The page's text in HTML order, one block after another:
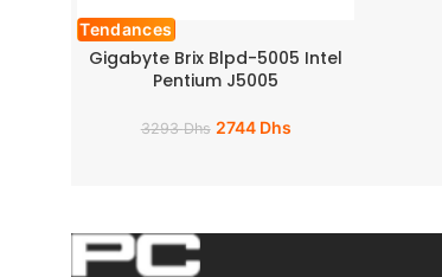
Tendances
Gigabyte Brix Blpd-5005 Intel
Pentium J5005
3293Dhs 2744 Dhs